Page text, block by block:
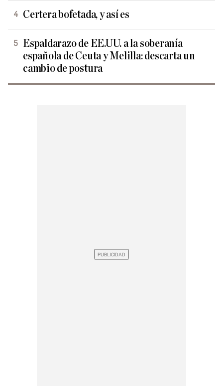
Certera bofetada, y así es
Espaldarazo de EE.UU. a la soberanía
española de Ceuta y Melilla: descarta un
cambio de postura